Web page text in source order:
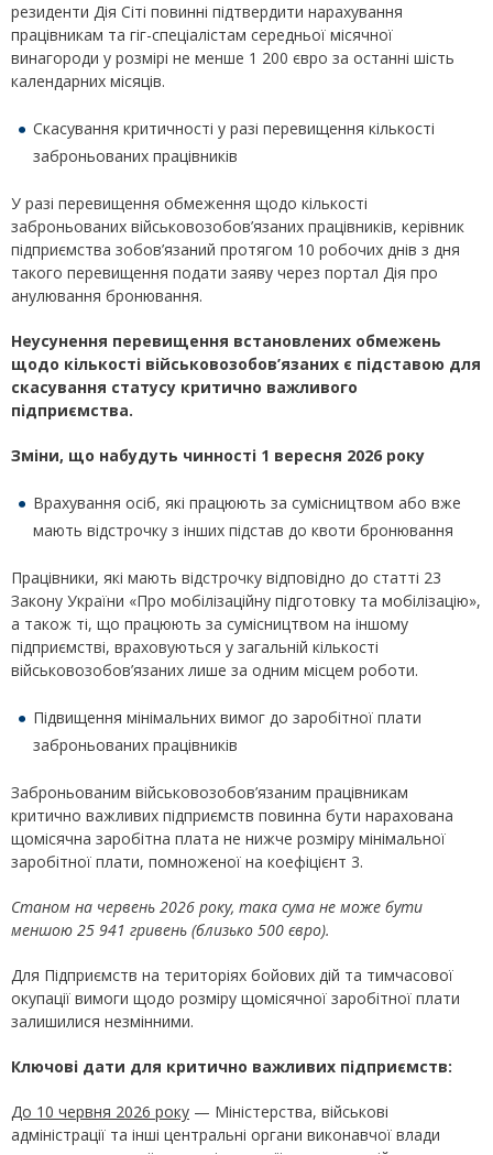
резиденти Дія Сіті повинні підтвердити нарахування
працівникам та гіг-спеціалістам середньої місячної
винагороди у розмірі не менше 1 200 євро за останні шість
календарних місяців.
Скасування критичності у разі перевищення кількості
заброньованих працівників
У разі перевищення обмеження щодо кількості
заброньованих військовозобов’язаних працівників, керівник
підприємства зобов’язаний протягом 10 робочих днів з дня
такого перевищення подати заяву через портал Дія про
анулювання бронювання.
Неусунення перевищення встановлених обмежень
щодо кількості військовозобов’язаних є підставою для
скасування статусу критично важливого
підприємства.
Зміни, що набудуть чинності 1 вересня 2026 року
Врахування осіб, які працюють за сумісництвом або вже
мають відстрочку з інших підстав до квоти бронювання
Працівники, які мають відстрочку відповідно до статті 23
Закону України «Про мобілізаційну підготовку та мобілізацію»,
а також ті, що працюють за сумісництвом на іншому
підприємстві, враховуються у загальній кількості
військовозобов’язаних лише за одним місцем роботи.
Підвищення мінімальних вимог до заробітної плати
заброньованих працівників
Заброньованим військовозобов’язаним працівникам
критично важливих підприємств повинна бути нарахована
щомісячна заробітна плата не нижче розміру мінімальної
заробітної плати, помноженої на коефіцієнт 3.
Станом на червень 2026 року, така сума не може бути
меншою 25 941 гривень (близько 500 євро).
Для Підприємств на територіях бойових дій та тимчасової
окупації вимоги щодо розміру щомісячної заробітної плати
залишилися незмінними.
Ключові дати для критично важливих підприємств:
До 10 червня 2026 року — Міністерства, військові
адміністрації та інші центральні органи виконавчої влади